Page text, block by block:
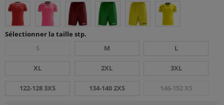
Sélectionner la taille stp.
S
M L
XL 2XL 3XL
122-128 3XS 134-140 2XS 146-152 XS